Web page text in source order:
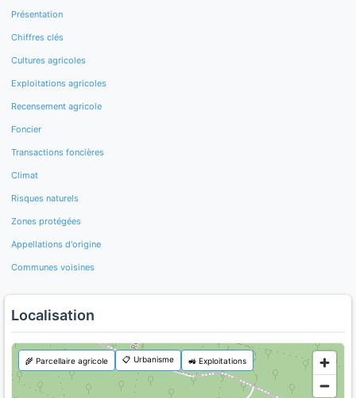
Présentation
Chiffres clés
Cultures agricoles
Exploitations agricoles
Recensement agricole
Foncier
Transactions foncières
Climat
Risques naturels
Zones protégées
Appellations d'origine
Communes voisines
Localisation
🌾 Parcellaire agricole 📋 Urbanisme 🚜 Exploitations